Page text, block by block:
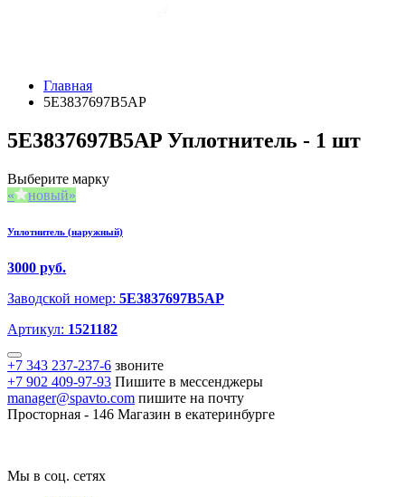
Главная
5E3837697B5AP
5E3837697B5AP Уплотнитель - 1 шт
Выберите марку
новый
Уплотнитель (наружный)
3000 руб.
Заводской номер: 5E3837697B5AP
Артикул: 1521182
+7 343 237-237-6 звоните
+7 902 409-97-93 Пишите в мессенджеры
manager@spavto.com пишите на почту
Просторная - 146 Магазин в екатеринбурге
Мы в соц. сетях